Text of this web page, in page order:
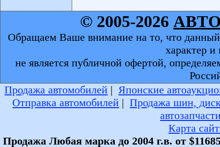
© 2005-2026
Обращаем Ваше внимание на то, что
характер
не является публичной офертой,
Продажа автомобилей |Японские
Отправка автомобилей |Продажа шин,
Карта
Продажа Любая марка до 2004 г.в. от